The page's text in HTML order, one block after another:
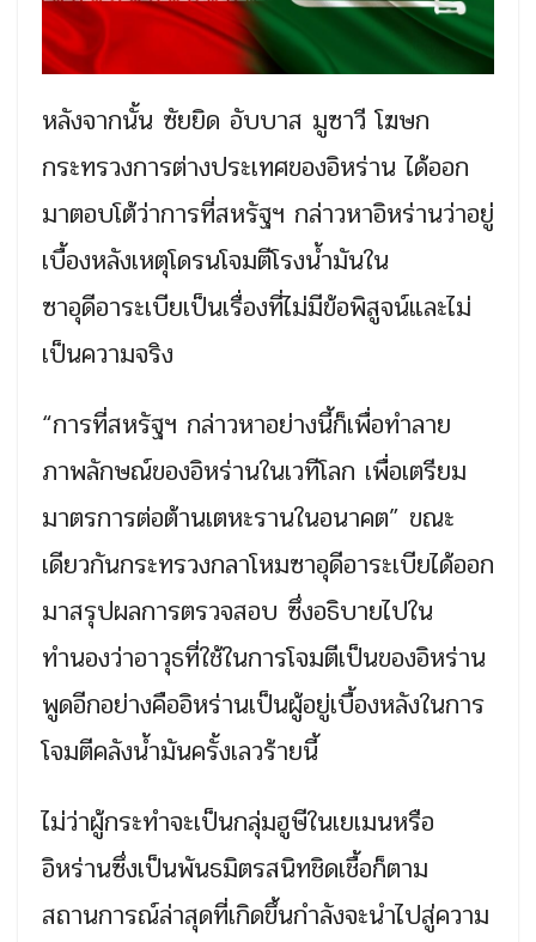
หลังจากนั้น ซัยยิด อับบาส มูซาวี โฆษก
กระทรวงการต่างประเทศของอิหร่าน ได้ออก
มาตอบโต้ว่าการที่สหรัฐฯ กล่าวหาอิหร่านว่าอยู่
เบื้องหลังเหตุโดรนโจมตีโรงน้ำมันใน
ซาอุดีอาระเบียเป็นเรื่องที่ไม่มีข้อพิสูจน์และไม่
เป็นความจริง
“การที่สหรัฐฯ กล่าวหาอย่างนี้ก็เพื่อทำลาย
ภาพลักษณ์ของอิหร่านในเวทีโลก เพื่อเตรียม
มาตรการต่อต้านเตหะรานในอนาคต” ขณะ
เดียวกันกระทรวงกลาโหมซาอุดีอาระเบียได้ออก
มาสรุปผลการตรวจสอบ ซึ่งอธิบายไปใน
ทำนองว่าอาวุธที่ใช้ในการโจมตีเป็นของอิหร่าน
พูดอีกอย่างคืออิหร่านเป็นผู้อยู่เบื้องหลังในการ
โจมตีคลังน้ำมันครั้งเลวร้ายนี้
ไม่ว่าผู้กระทำจะเป็นกลุ่มฮูษีในเยเมนหรือ
อิหร่านซึ่งเป็นพันธมิตรสนิทชิดเชื้อก็ตาม
สถานการณ์ล่าสุดที่เกิดขึ้นกำลังจะนำไปสู่ความ